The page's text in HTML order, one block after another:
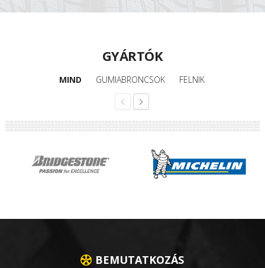
GYÁRTÓK
MIND GUMIABRONCSOK FELNIK
BEMUTATKOZÁS